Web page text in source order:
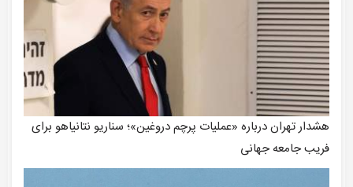
هشدار تهران درباره «عملیات پرچم دروغین»؛ سناریو نتانیاهو برای
فریب جامعه جهانی